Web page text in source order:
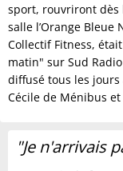
sport, rouvriront dès
salle l’Orange Bleue
Collectif Fitness,
matin" sur Sud
diffusé tous les
Cécile de Ménibus et
"Je n'arrivais